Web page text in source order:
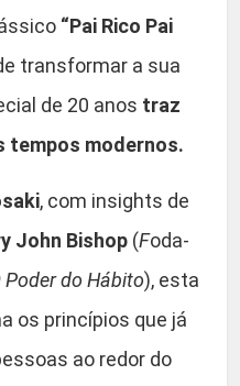
“Pai Rico Pai
transformar a sua
de 20 anos traz
tempos modernos.
, com insights de
John Bishop (Foda-
Poder do Hábito), esta
os princípios que já
ao redor do